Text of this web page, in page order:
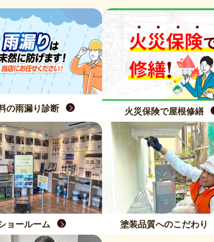
の雨漏り診断 火災保険で屋根修繕
ョールーム 塗装品質へのこだわり